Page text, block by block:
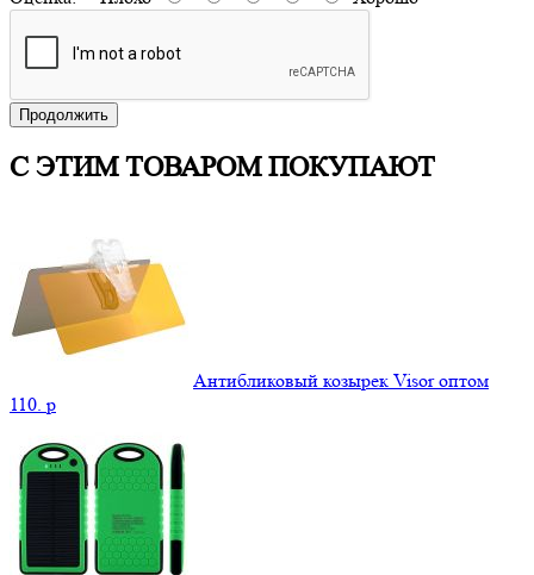
Продолжить
С ЭТИМ ТОВАРОМ ПОКУПАЮТ
Антибликовый козырек Visor оптом
110. p